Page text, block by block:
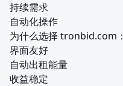
持续需求
自动化操作
为什么选择 tronbid.com：
界面友好
自动出租能量
收益稳定